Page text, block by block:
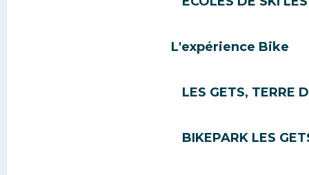
L'expérience Bike
LES GETS, TERRE
BIKEPARK LES